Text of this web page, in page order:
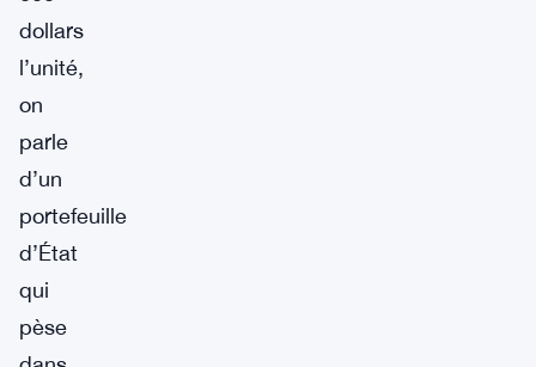
dollars
l’unité,
on
parle
d’un
portefeuille
d’État
qui
pèse